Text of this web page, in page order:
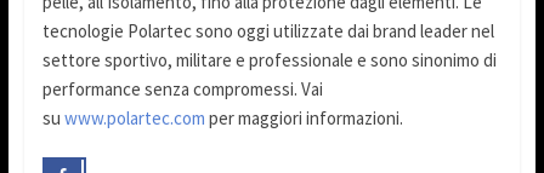
tecnologie Polartec sono oggi utilizzate dai brand leader nel
settore sportivo, militare e professionale e sono sinonimo di
performance senza compromessi. Vai
su www.polartec.com per maggiori informazioni.